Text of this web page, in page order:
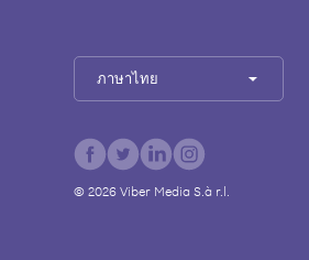
ภาษาไทย
© 2026Viber Media S.à r.l.